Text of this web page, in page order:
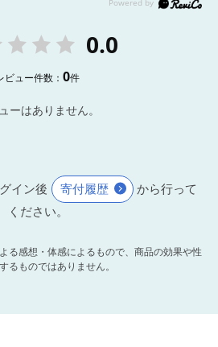
0.0
ビュー件数：0件
ーはありません。
イン後 寄付履歴
から行って
ください。
る感想・体感によるもので、商品の効果や性
るものではありません。